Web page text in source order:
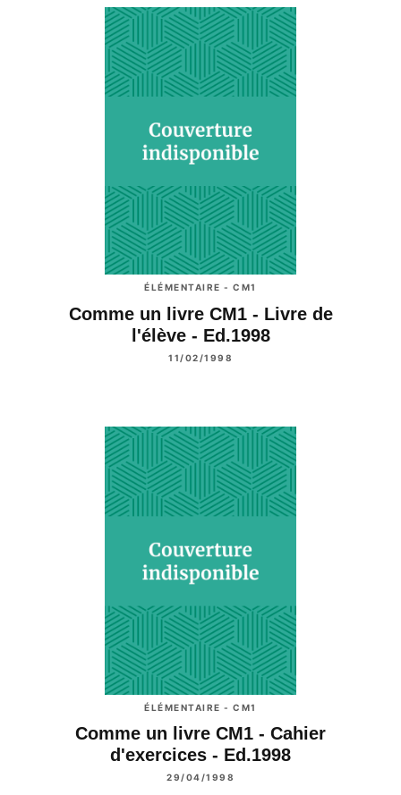
ÉLÉMENTAIRE - CM1
Comme un livre CM1 - Livre de
l'élève - Ed.1998
11/02/1998
ÉLÉMENTAIRE - CM1
Comme un livre CM1 - Cahier
d'exercices - Ed.1998
29/04/1998